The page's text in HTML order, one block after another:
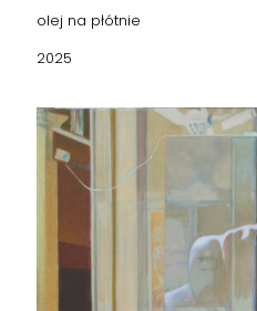
olej na płótnie
2025